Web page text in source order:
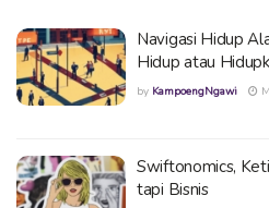
Navigasi Hidup
Hidup atau
by KampoengNgawi
Swiftonomics,
tapi Bisnis